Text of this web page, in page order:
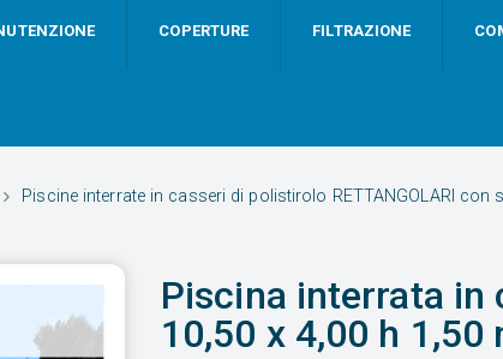
COPERTURE FILTRAZIONE
Piscine interrate in casseri di polistirolo RETTANGOLARI con
Piscina interrata in
10,50 x 4,00 h